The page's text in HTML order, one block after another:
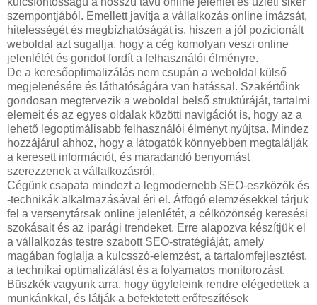
szempontjából. Emellett javítja a vállalkozás online imázsát,
hitelességét és megbízhatóságát is, hiszen a jól pozicionált
weboldal azt sugallja, hogy a cég komolyan veszi online
jelenlétét és gondot fordít a felhasználói élményre.
De a keresőoptimalizálás nem csupán a weboldal külső
megjelenésére és láthatóságára van hatással. Szakértőink
gondosan megtervezik a weboldal belső struktúráját, tartalmi
elemeit és az egyes oldalak közötti navigációt is, hogy az a
lehető legoptimálisabb felhasználói élményt nyújtsa. Mindez
hozzájárul ahhoz, hogy a látogatók könnyebben megtalálják
a keresett információt, és maradandó benyomást
szerezzenek a vállalkozásról.
Cégünk csapata mindezt a legmodernebb SEO-eszközök és
-technikák alkalmazásával éri el. Átfogó elemzésekkel tárjuk
fel a versenytársak online jelenlétét, a célközönség keresési
szokásait és az iparági trendeket. Erre alapozva készítjük el
a vállalkozás testre szabott SEO-stratégiáját, amely
magában foglalja a kulcsszó-elemzést, a tartalomfejlesztést,
a technikai optimalizálást és a folyamatos monitorozást.
Büszkék vagyunk arra, hogy ügyfeleink rendre elégedettek a
munkánkkal, és látják a befektetett erőfeszítések